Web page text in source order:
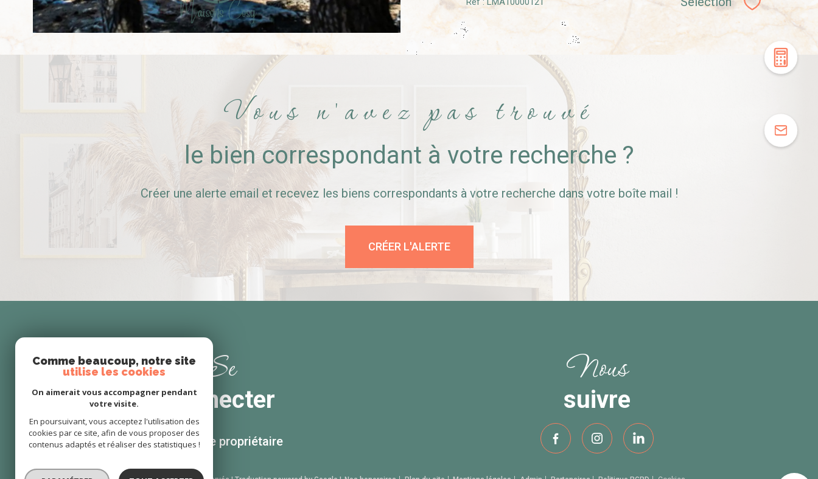
Sélectionner
Vous n'avez pas trouvé
le bien correspondant à votre recherche ?
Créer une alerte email et recevez les biens correspondants à votre recherche dans votre boîte mail !
CRÉER L'ALERTE
Se
connecter
espace propriétaire
Nous
suivre
Comme beaucoup, notre site
utilise les cookies
On aimerait vous accompagner pendant
votre visite.
En poursuivant, vous acceptez l'utilisation des
cookies par ce site, afin de vous proposer des
contenus adaptés et réaliser des statistiques !